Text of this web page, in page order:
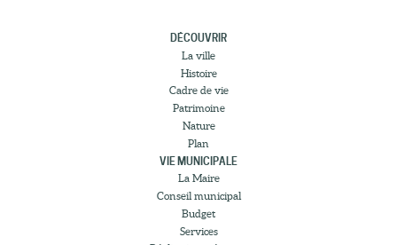
DÉCOUVRIR
La ville
Histoire
Cadre de vie
Patrimoine
Nature
Plan
VIE MUNICIPALE
La Maire
Conseil municipal
Budget
Services